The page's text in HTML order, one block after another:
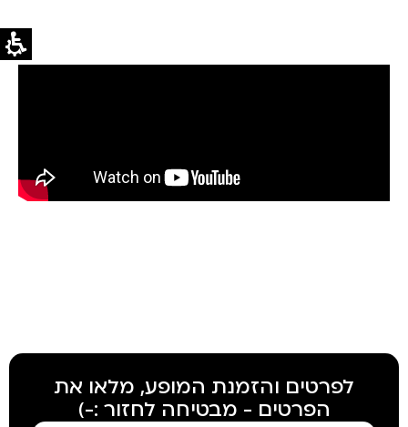
חזרה לכל ההרצאות
לפרטים והזמנת המופע, מלאו את
הפרטים - מבטיחה לחזור :-)